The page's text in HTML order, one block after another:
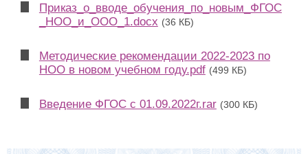
Приказ_о_вводе_обучения_по_новым_ФГОС
_НОО_и_ООО_1.docx (36 КБ)
Методические рекомендации 2022-2023 по
НОО в новом учебном году.pdf (499 КБ)
Введение ФГОС с 01.09.2022г.rar (300 КБ)